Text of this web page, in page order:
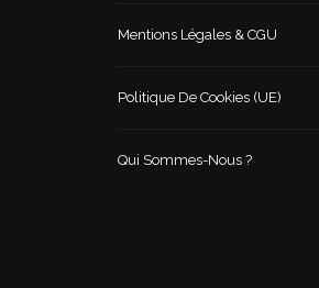
Mentions Légales & CGU
Politique De Cookies (UE)
Qui Sommes-Nous ?